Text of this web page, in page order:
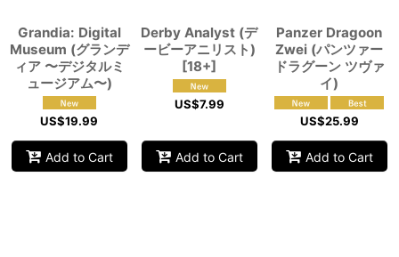
Grandia: Digital
Museum (グランデ
ィア 〜デジタルミ
ュージアム〜)
US$19.99
Add to Cart
Derby Analyst (デ
ービーアニリスト)
[18+]
US$7.99
Add to Cart
Panzer Dragoon
Zwei (パンツァー
ドラグーン ツヴァ
イ)
US$25.99
Add to Cart